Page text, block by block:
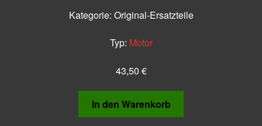
Kategorie: Original-Ersatzteile
Typ: Motor
43,50 €
In den Warenkorb